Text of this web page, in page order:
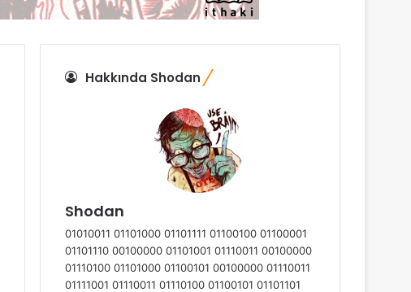
Hakkında Shodan
Shodan
01010011 01101000 01101111 01100100 01100001
01101110 00100000 01101001 01110011 00100000
01110100 01101000 01100101 00100000 01110011
01111001 01110011 01110100 01100101 01101101